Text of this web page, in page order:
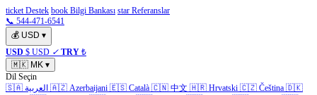
ticket Destek book Bilgi Bankası star Referanslar
📞 544-471-6541
💰 USD ▾
USD $ USD ✓ TRY ₺
🇲🇰 MK ▾
Dil Seçin
🇸🇦 العربية 🇦🇿 Azerbaijani 🇪🇸 Català 🇨🇳 中文 🇭🇷 Hrvatski 🇨🇿 Čeština 🇩🇰